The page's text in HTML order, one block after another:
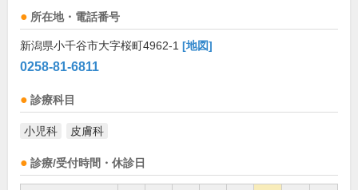
所在地・電話番号
新潟県小千谷市大字桜町4962-1 [地図]
0258-81-6811
診療科目
小児科 皮膚科
診療/受付時間・休診日